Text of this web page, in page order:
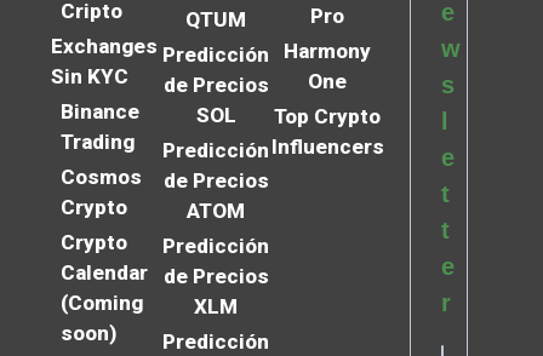
Cripto
Exchanges
Sin KYC
Binance
Trading
Cosmos
Crypto
Crypto
Calendar
(Coming
soon)
QTUM
Predicción
de Precios
SOL
Predicción
de Precios
ATOM
Predicción
de Precios
XLM
Predicción
Pro
Harmony
One
Top Crypto
Influencers
e
w
s
e
t
t
e
r